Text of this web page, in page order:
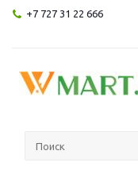
+7 727 31 22 666